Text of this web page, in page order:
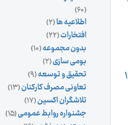
(۶۰)
اطلاعیه ها(۲)
افتخارات(۲۲)
بدون مجموعه(۱۰)
بومی سازی(۲)
تحقیق و توسعه(۹)
تعاونی مصرف کارکنان(۱۳)
تلاشگران اکسین(۱۷)
جشنواره روابط عمومی(۱۵)